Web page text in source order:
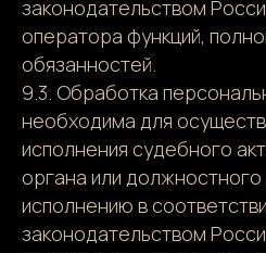
законодательством
оператора функций,
обязанностей.
9.3. Обработка
необходима для
исполнения судебного
органа или
исполнению в
законодательством